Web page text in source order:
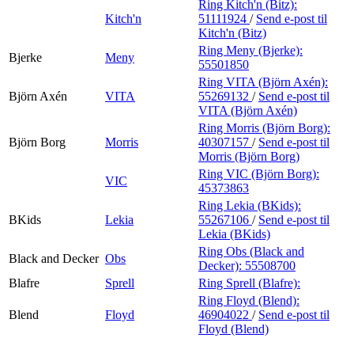
Kitch'n
Ring Kitch'n (Bitz):
51111924 / Send e-post til
Kitch'n (Bitz)
Bjerke
Meny
Ring Meny (Bjerke):
55501850
Björn Axén VITA
Ring VITA (Björn Axén):
55269132 / Send e-post til
VITA (Björn Axén)
Björn Borg Morris
Ring Morris (Björn Borg):
40307157 / Send e-post til
Morris (Björn Borg)
VIC
Ring VIC (Björn Borg):
45373863
BKids Lekia
Ring Lekia (BKids):
55267106 / Send e-post til
Lekia (BKids)
Black and Decker Obs
Ring Obs (Black and
Decker): 55508700
Blafre
Sprell Ring Sprell (Blafre):
Blend Floyd
Ring Floyd (Blend):
46904022 / Send e-post til
Floyd (Blend)